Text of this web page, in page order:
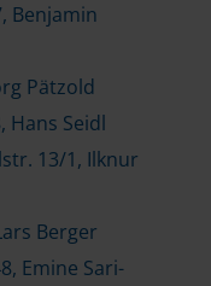
Benjamin
Pätzold
Hans Seidl
13/1, Ilknur
Berger
Emine Sari-